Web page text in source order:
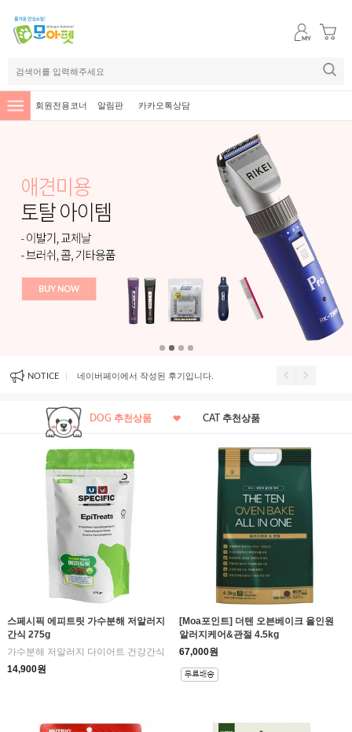
회원전용코너 알림판 카카오톡상담
NOTICE
입니다. 네이버페이에서 작성된 후기입니다. 네이버페이에서 작성된
DOG 추천상품 CAT 추천상품
스페시픽 에피트릿 가수분해 저알러지
간식 275g
가수분해 저알러지 다이어트 건강간식
14,900원
[Moa포인트] 더텐 오븐베이크 올인원
알러지케어&관절 4.5kg
67,000원